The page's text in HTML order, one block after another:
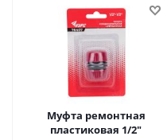
Муфта ремонтная
пластиковая 1/2"